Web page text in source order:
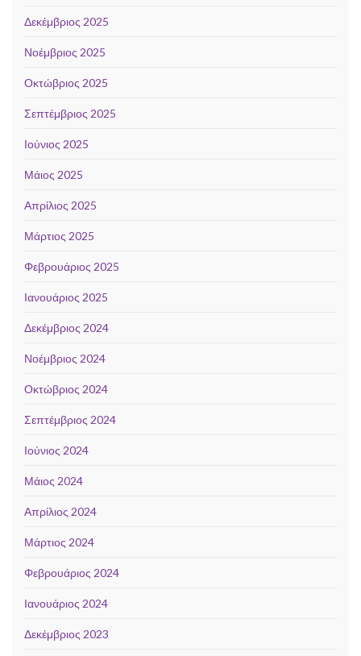
Δεκέμβριος 2025
Νοέμβριος 2025
Οκτώβριος 2025
Σεπτέμβριος 2025
Ιούνιος 2025
Μάιος 2025
Απρίλιος 2025
Μάρτιος 2025
Φεβρουάριος 2025
Ιανουάριος 2025
Δεκέμβριος 2024
Νοέμβριος 2024
Οκτώβριος 2024
Σεπτέμβριος 2024
Ιούνιος 2024
Μάιος 2024
Απρίλιος 2024
Μάρτιος 2024
Φεβρουάριος 2024
Ιανουάριος 2024
Δεκέμβριος 2023